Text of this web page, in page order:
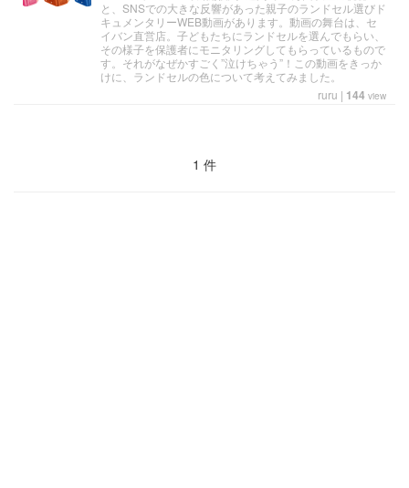
と、SNSでの大きな反響があった親子のランドセル選びド
キュメンタリーWEB動画があります。動画の舞台は、セ
イバン直営店。子どもたちにランドセルを選んでもらい、
その様子を保護者にモニタリングしてもらっているもので
す。それがなぜかすごく”泣けちゃう”！この動画をきっか
けに、ランドセルの色について考えてみました。
ruru | 144 view
1 件